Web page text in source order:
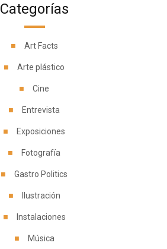
Categorías
Art Facts
Arte plástico
Cine
Entrevista
Exposiciones
Fotografía
Gastro Politics
Ilustración
Instalaciones
Música